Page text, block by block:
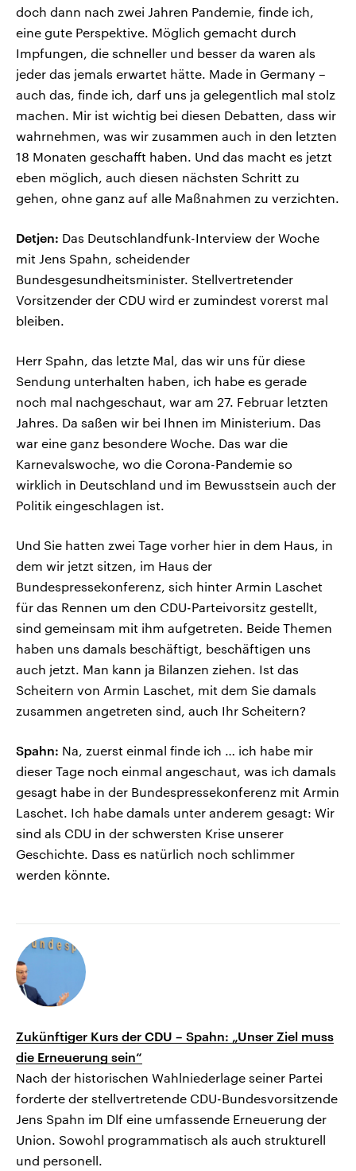
doch dann nach zwei Jahren Pandemie, finde ich,
eine gute Perspektive. Möglich gemacht durch
Impfungen, die schneller und besser da waren als
jeder das jemals erwartet hätte. Made in Germany –
auch das, finde ich, darf uns ja gelegentlich mal stolz
machen. Mir ist wichtig bei diesen Debatten, dass wir
wahrnehmen, was wir zusammen auch in den letzten
18 Monaten geschafft haben. Und das macht es jetzt
eben möglich, auch diesen nächsten Schritt zu
gehen, ohne ganz auf alle Maßnahmen zu verzichten.
Detjen: Das Deutschlandfunk-Interview der Woche
mit Jens Spahn, scheidender
Bundesgesundheitsminister. Stellvertretender
Vorsitzender der CDU wird er zumindest vorerst mal
bleiben.
Herr Spahn, das letzte Mal, das wir uns für diese
Sendung unterhalten haben, ich habe es gerade
noch mal nachgeschaut, war am 27. Februar letzten
Jahres. Da saßen wir bei Ihnen im Ministerium. Das
war eine ganz besondere Woche. Das war die
Karnevalswoche, wo die Corona-Pandemie so
wirklich in Deutschland und im Bewusstsein auch der
Politik eingeschlagen ist.
Und Sie hatten zwei Tage vorher hier in dem Haus, in
dem wir jetzt sitzen, im Haus der
Bundespressekonferenz, sich hinter Armin Laschet
für das Rennen um den CDU-Parteivorsitz gestellt,
sind gemeinsam mit ihm aufgetreten. Beide Themen
haben uns damals beschäftigt, beschäftigen uns
auch jetzt. Man kann ja Bilanzen ziehen. Ist das
Scheitern von Armin Laschet, mit dem Sie damals
zusammen angetreten sind, auch Ihr Scheitern?
Spahn: Na, zuerst einmal finde ich … ich habe mir
dieser Tage noch einmal angeschaut, was ich damals
gesagt habe in der Bundespressekonferenz mit Armin
Laschet. Ich habe damals unter anderem gesagt: Wir
sind als CDU in der schwersten Krise unserer
Geschichte. Dass es natürlich noch schlimmer
werden könnte.
Zukünftiger Kurs der CDU – Spahn: „Unser Ziel muss
die Erneuerung sein“
Nach der historischen Wahlniederlage seiner Partei
forderte der stellvertretende CDU-Bundesvorsitzende
Jens Spahn im Dlf eine umfassende Erneuerung der
Union. Sowohl programmatisch als auch strukturell
und personell.